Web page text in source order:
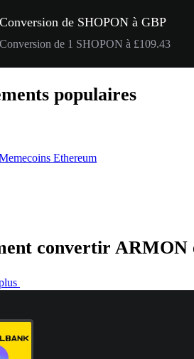
Conversion de SHOPON à GBP
Conversion de 1 SHOPON à £109.43
populaires
Ethereum
convertir ARMON